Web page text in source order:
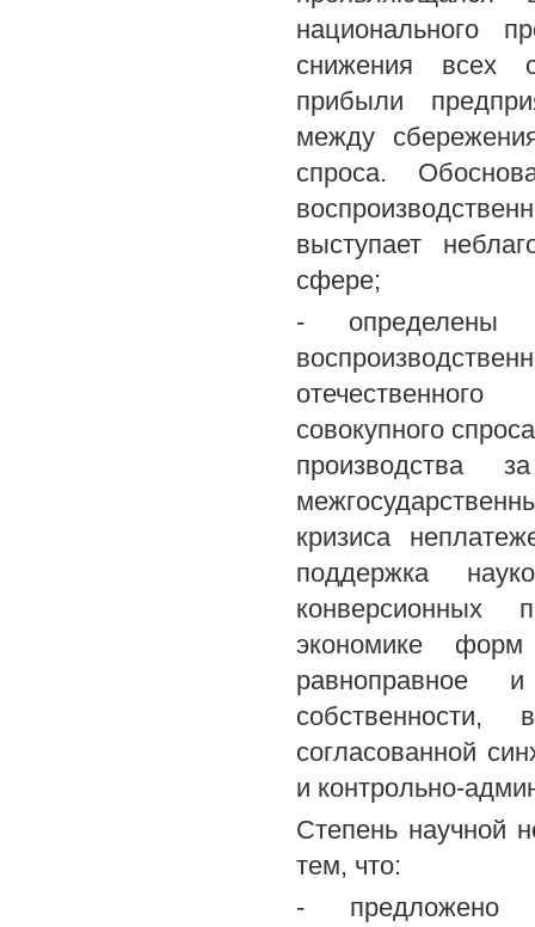
национального
снижения всех
прибыли
между
спроса.
выступает
сфере;
- определены
совокупного
производства
кризиса
поддержка
конверсионных
экономике форм
равноправное
согласованной
и контрольно-
Степень научной
тем, что:
- предложено